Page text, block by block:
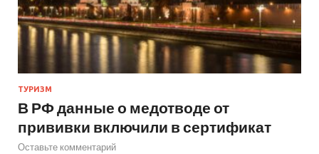
ТУРИЗМ
В РФ данные о медотводе от
прививки включили в сертификат
Оставьте комментарий